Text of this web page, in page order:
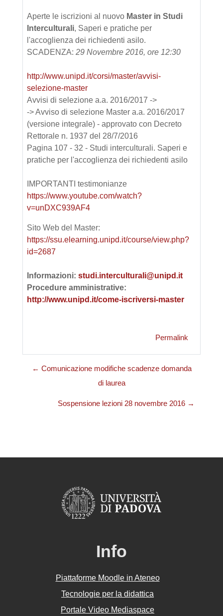
Aperte le iscrizioni al nuovo Master in Studi
Interculturali, Saperi e pratiche per
l'accoglienza dei richiedenti asilo.
SCADENZA: 29 Novembre 2016, ore 12:30
http://www.unipd.it/corsi/master/avvisi-
selezione-master
Avvisi di selezione a.a. 2016/2017 ->
-> Avviso di selezione Master a.a. 2016/2017
(versione integrale) - approvato con Decreto
Rettorale n. 1937 del 28/7/2016
Pagina 107 - 32 - Studi interculturali. Saperi e
pratiche per l'accoglienza dei richiedenti asilo
IMPORTANTI testimonianze
https://www.youtube.com/watch?
v=unDXC939AF4
Sito Web del Master:
https://ssu.elearning.unipd.it/course/view.php?
id=2687
Informazioni: studi.interculturali@unipd.it
Procedure amministrative:
http://www.unipd.it/come-iscriversi-master
Permalink
← Comunicazione modifiche scadenze domanda
di laurea
Sospensione lezioni 28 novembre 2016 →
Info
Piattaforme Moodle in Ateneo
Tecnologie per la didattica
Portale Video Mediaspace